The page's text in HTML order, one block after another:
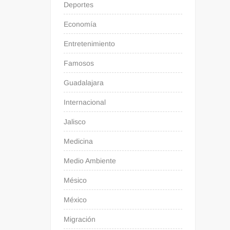
Deportes
Economía
Entretenimiento
Famosos
Guadalajara
Internacional
Jalisco
Medicina
Medio Ambiente
Mésico
México
Migración